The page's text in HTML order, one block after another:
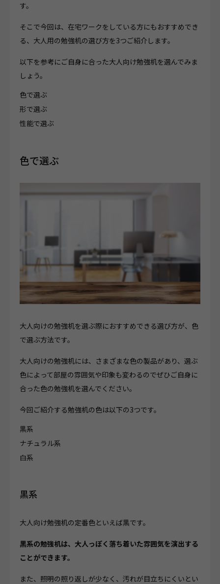
す。
そこで今回は、在宅ワークをしている方にもおすすめでき
る、大人用の勉強机の選び方を3つご紹介します。
以下を参考にご自身に合った大人向け勉強机を選んでみま
しょう。
色で選ぶ
形で選ぶ
性能で選ぶ
色で選ぶ
大人向けの勉強机を選ぶ際におすすめできる選び方が、色
で選ぶ方法です。
大人向けの勉強机には、さまざまな色の製品があり、選ぶ
色によって部屋の雰囲気や印象も変わるのでぜひご自身に
合った色の勉強机を選んでください。
今回ご紹介する勉強机の色は以下の3つです。
黒系
ナチュラル系
白系
黒系
大人向け勉強机の定番色といえば黒です。
黒系の勉強机は、大人っぽく落ち着いた雰囲気を演出する
ことができます。
また、照明の照り返しが少なく、汚れが目立ちにくいとい